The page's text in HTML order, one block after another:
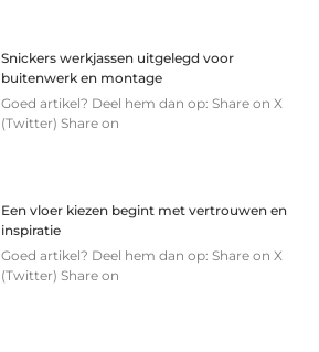
Snickers werkjassen uitgelegd voor
buitenwerk en montage
Goed artikel? Deel hem dan op: Share on X
(Twitter) Share on
Een vloer kiezen begint met vertrouwen en
inspiratie
Goed artikel? Deel hem dan op: Share on X
(Twitter) Share on